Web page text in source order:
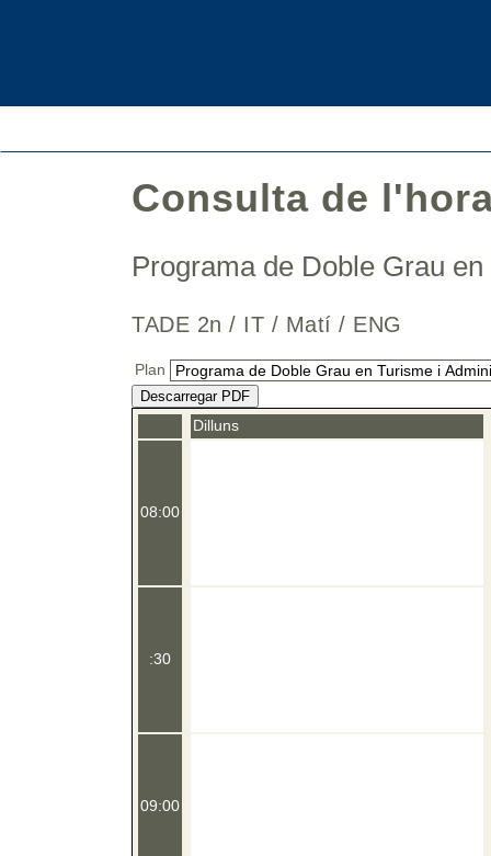
Consulta de
Programa de Doble Grau
TADE 2n / IT / Matí / ENG
Plan
Descarregar PDF
08:00
:30
09:00
Dilluns